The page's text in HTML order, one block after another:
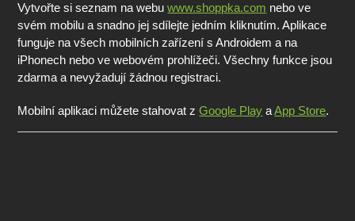
Vytvořte si seznam na webuwww.shoppka.com nebo ve
svém mobilu a snadno jej sdílejte jedním kliknutím. Aplikace
funguje na všech mobilních zařízení s Androidem a na
iPhonech nebo ve webovém prohlížeči. Všechny funkce jsou
zdarma a nevyžadují žádnou registraci.
Mobilní aplikaci můžete stahovat zGoogle Play aApp Store.